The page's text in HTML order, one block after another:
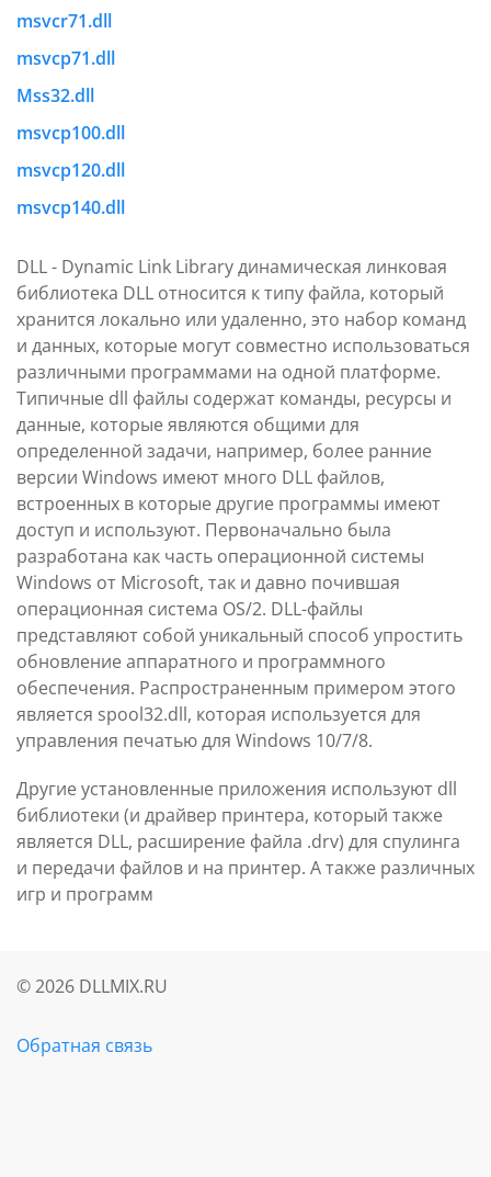
msvcr71.dll
msvcp71.dll
Mss32.dll
msvcp100.dll
msvcp120.dll
msvcp140.dll
DLL - Dynamic Link Library динамическая линковая
библиотека DLL относится к типу файла, который
хранится локально или удаленно, это набор команд
и данных, которые могут совместно использоваться
различными программами на одной платформе.
Типичные dll файлы содержат команды, ресурсы и
данные, которые являются общими для
определенной задачи, например, более ранние
версии Windows имеют много DLL файлов,
встроенных в которые другие программы имеют
доступ и используют. Первоначально была
разработана как часть операционной системы
Windows от Microsoft, так и давно почившая
операционная система OS/2. DLL-файлы
представляют собой уникальный способ упростить
обновление аппаратного и программного
обеспечения. Распространенным примером этого
является spool32.dll, которая используется для
управления печатью для Windows 10/7/8.
Другие установленные приложения используют dll
библиотеки (и драйвер принтера, который также
является DLL, расширение файла .drv) для спулинга
и передачи файлов и на принтер. А также различных
игр и программ
©2026 DLLMIX.RU
Обратная связь